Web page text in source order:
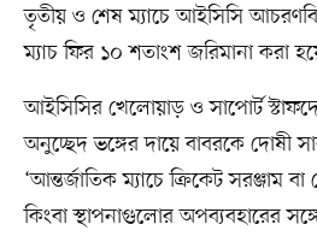
তৃতীয় ও শেষ ম্যাচে আইসিসি
ম্যাচ ফির ১০ শতাংশ জরিমানা করা
আইসিসির খেলোয়াড় ও সাপোর্ট
অনুচ্ছেদ ভঙ্গের দায়ে বাবরকে দোষী
‘আন্তর্জাতিক ম্যাচে ক্রিকেট সরঞ্জাম
কিংবা স্থাপনাগুলোর অপব্যবহারের